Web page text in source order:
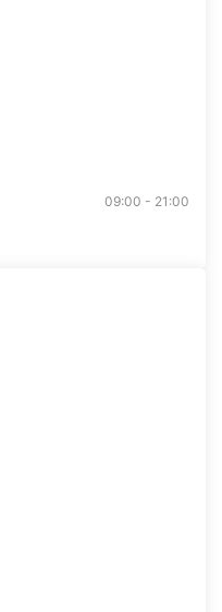
09:00 - 21:00